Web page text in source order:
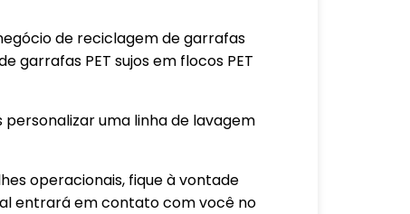
de reciclagem de garrafas
garrafas PET sujos em flocos PET
uma linha de lavagem
operacionais, fique à vontade
entrará em contato com você no